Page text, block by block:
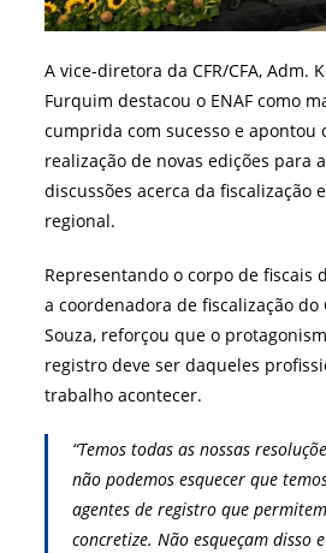
A vice-diretora da CFR/CFA, Adm.
Furquim destacou o ENAF como
cumprida com sucesso e apontou
realização de novas edições para
discussões acerca da fiscalização
regional.
Representando o corpo de fiscais
a coordenadora de fiscalização do
Souza, reforçou que o
registro deve ser daqueles
trabalho acontecer.
“Temos todas as nossas
não podemos esquecer que
agentes de registro que
concretize. Não esqueçam disso